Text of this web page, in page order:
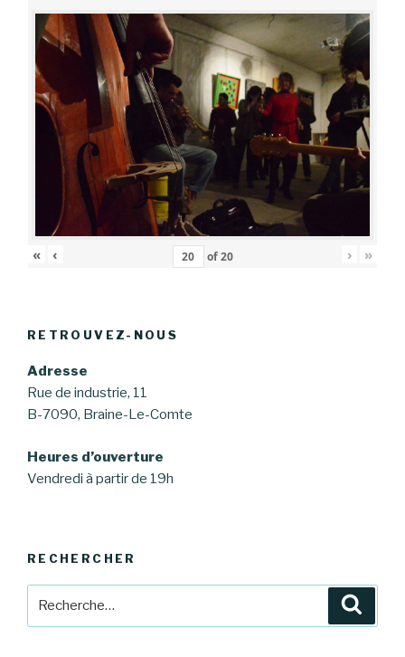
« ‹ of20 › »
RETROUVEZ-NOUS
Adresse
Rue de industrie, 11
B-7090, Braine-Le-Comte
Heures d’ouverture
Vendredi à partir de 19h
RECHERCHER